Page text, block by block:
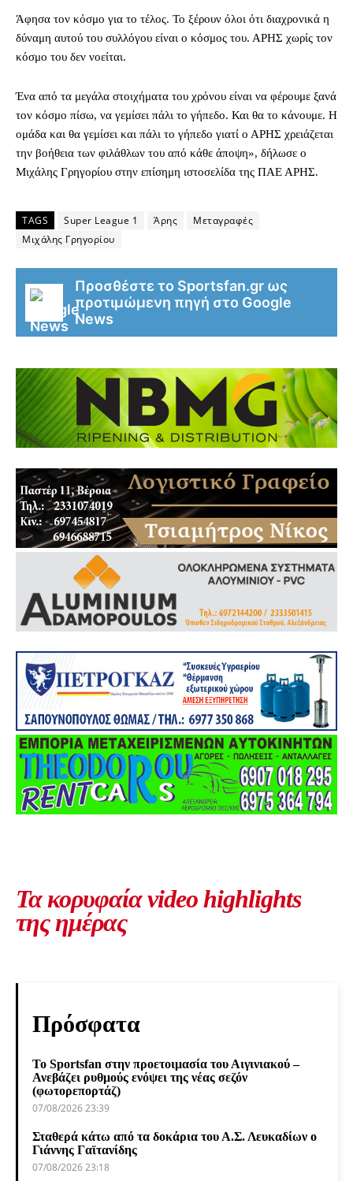
Άφησα τον κόσμο για το τέλος. Το ξέρουν όλοι ότι διαχρονικά η
δύναμη αυτού του συλλόγου είναι ο κόσμος του. ΑΡΗΣ χωρίς τον
κόσμο του δεν νοείται.
Ένα από τα μεγάλα στοιχήματα του χρόνου είναι να φέρουμε ξανά
τον κόσμο πίσω, να γεμίσει πάλι το γήπεδο. Και θα το κάνουμε. Η
ομάδα και θα γεμίσει και πάλι το γήπεδο γιατί ο ΑΡΗΣ χρειάζεται
την βοήθεια των φιλάθλων του από κάθε άποψη», δήλωσε ο
Μιχάλης Γρηγορίου στην επίσημη ιστοσελίδα της ΠΑΕ ΑΡΗΣ.
TAGS Super League 1 Άρης
Μεταγραφές
Μιχάλης Γρηγορίου
Προσθέστε το Sportsfan.gr ως
προτιμώμενη πηγή στο Google
News
Τα κορυφαία video highlights
της ημέρας
Πρόσφατα
Το Sportsfan στην προετοιμασία του Αιγινιακού –
Ανεβάζει ρυθμούς ενόψει της νέας σεζόν
(φωτορεπορτάζ)
07/08/2026 23:39
Σταθερά κάτω από τα δοκάρια του Α.Σ. Λευκαδίων ο
Γιάννης Γαϊτανίδης
07/08/2026 23:18